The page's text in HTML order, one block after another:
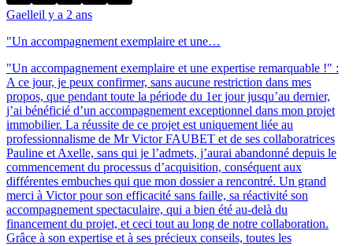
Gaelleil y a 2 ans
"Un accompagnement exemplaire et une…
"Un accompagnement exemplaire et une expertise remarquable !" :
A ce jour, je peux confirmer, sans aucune restriction dans mes
propos, que pendant toute la période du 1er jour jusqu’au dernier,
j’ai bénéficié d’un accompagnement exceptionnel dans mon projet
immobilier. La réussite de ce projet est uniquement liée au
professionnalisme de Mr Victor FAUBET et de ses collaboratrices
Pauline et Axelle, sans qui je l’admets, j’aurai abandonné depuis le
commencement du processus d’acquisition, conséquent aux
différentes embuches qui que mon dossier a rencontré. Un grand
merci à Victor pour son efficacité sans faille, sa réactivité son
accompagnement spectaculaire, qui a bien été au-delà du
financement du projet, et ceci tout au long de notre collaboration.
Grâce à son expertise et à ses précieux conseils, toutes les